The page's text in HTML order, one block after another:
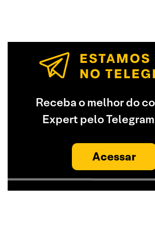
Receba o melhor do
Expert pelo
Acessar